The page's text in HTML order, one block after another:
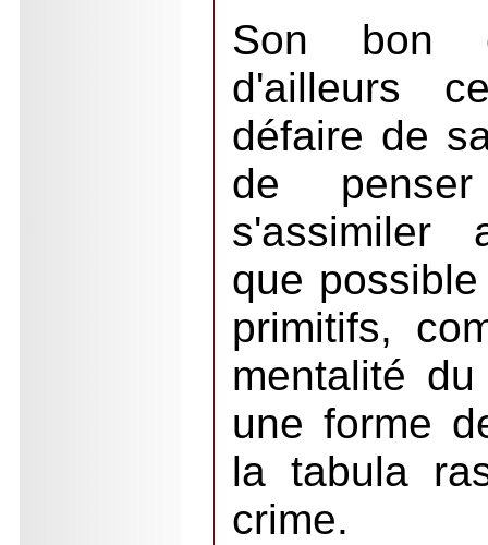
Son bon
d'ailleurs
défaire de
de
s'assimiler
que
primitifs,
mentalité
une forme
la tabula
crime.